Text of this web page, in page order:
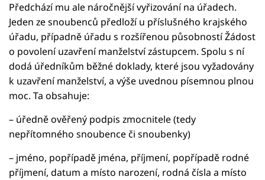
Předchází mu ale náročnější vyřizování na úřadech.
Jeden ze snoubenců předloží u příslušného krajského
úřadu, případně úřadu s rozšířenou působností Žádost
o povolení uzavření manželství zástupcem. Spolu s ní
dodá úředníkům běžné doklady, které jsou vyžadovány
k uzavření manželství, a výše uvednou písemnou plnou
moc. Ta obsahuje:
– úředně ověřený podpis zmocnitele (tedy
nepřítomného snoubence či snoubenky)
– jméno, popřípadě jména, příjmení, popřípadě rodné
příjmení, datum a místo narození, rodná čísla a místo